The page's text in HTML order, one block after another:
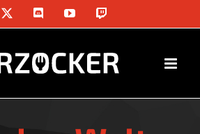
DiscordYouTube